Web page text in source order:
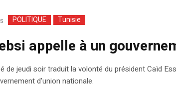
POLITIQUE Tunisie
appelle à un
de jeudi soir traduit la volonté du président Caïd
d’union nationale.